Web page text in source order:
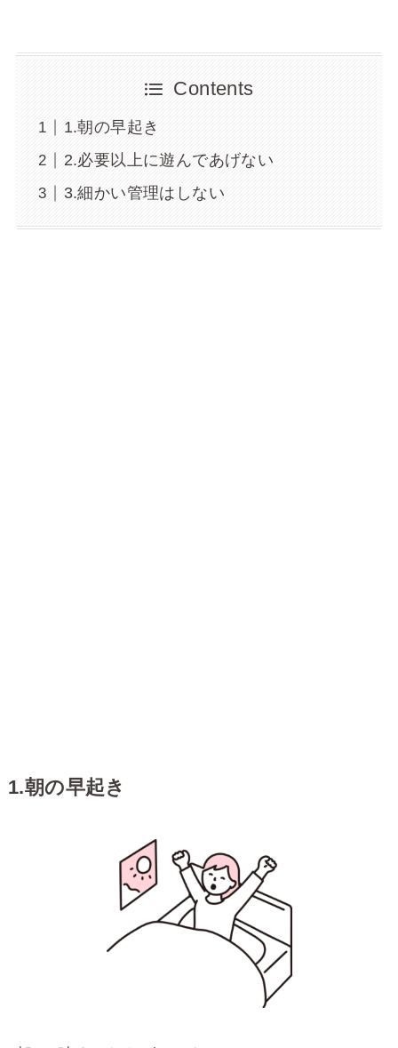
Contents
1.朝の早起き
2.必要以上に遊んであげない
3.細かい管理はしない
1.朝の早起き